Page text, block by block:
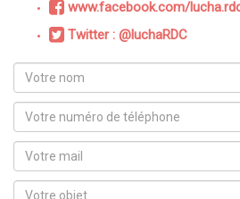
www.facebook.com/
Twitter : @luchaRDC